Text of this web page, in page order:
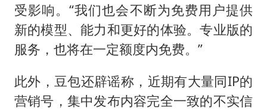
受影响。“我们也会不断为免费用户提供
新的模型、能力和更好的体验。专业版的
服务，也将在一定额度内免费。”
此外，豆包还辟谣称，近期有大量同IP的
营销号，集中发布内容完全一致的不实信